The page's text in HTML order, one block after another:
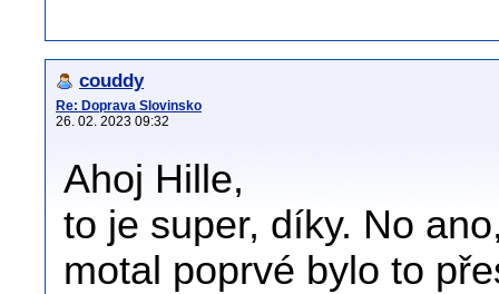
couddy
Re: Doprava Slovinsko
26. 02. 2023 09:32
Ahoj Hille,
to je super, díky. No
motal poprvé bylo to